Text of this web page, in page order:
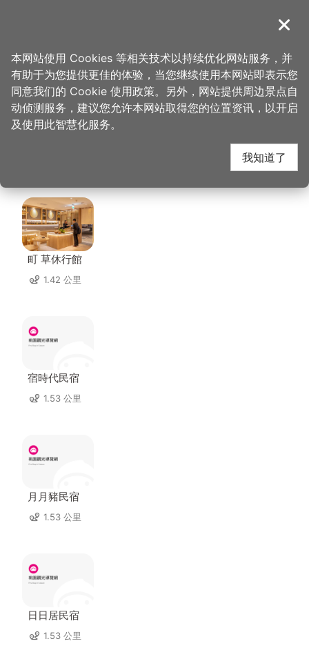
導覽
首页 > 想去的地方 > 住宿 > 桃园国际机场凯悦酒店(5星)
桃园国际机场凯悦酒店
(5星) 周边住宿
町 草休行館
1.42 公里
宿時代民宿
1.53 公里
月月豬民宿
1.53 公里
日日居民宿
1.53 公里
关闭
本网站使用 Cookies 等相关技术以持续优化网站服务，并
有助于为您提供更佳的体验，当您继续使用本网站即表示您
同意我们的 Cookie 使用政策。另外，网站提供周边景点自
动侦测服务，建议您允许本网站取得您的位置资讯，以开启
及使用此智慧化服务。
我知道了